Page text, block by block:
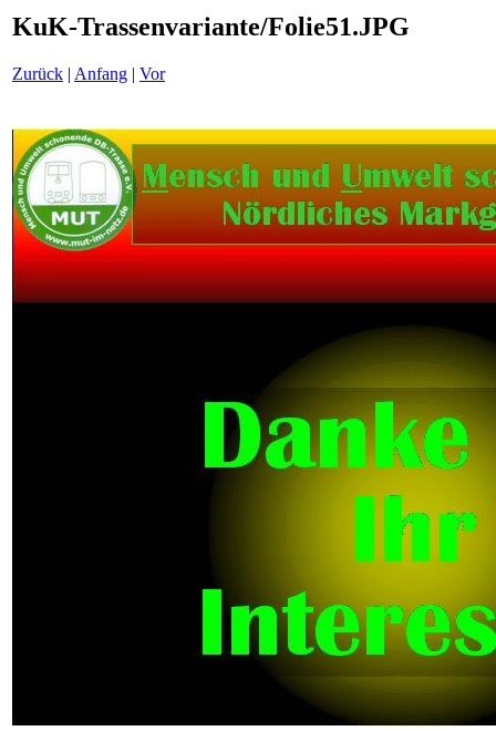
KuK-Trassenvariante/Folie51.JPG
Zurück | Anfang | Vor